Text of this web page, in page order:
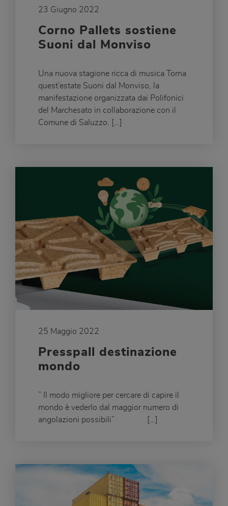
23 Giugno 2022
Corno Pallets sostiene
Suoni dal Monviso
Una nuova stagione ricca di musica Torna
quest’estate Suoni dal Monviso, la
manifestazione organizzata dai Polifonici
del Marchesato in collaborazione con il
Comune di Saluzzo. […]
25 Maggio 2022
Presspall destinazione
mondo
” Il modo migliore per cercare di capire il
mondo è vederlo dal maggior numero di
angolazioni possibili” […]